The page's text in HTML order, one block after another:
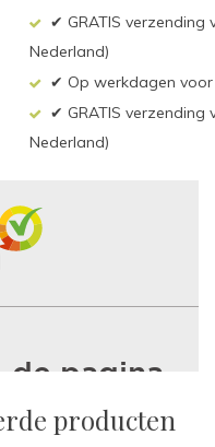
✔ GRATIS verzending
Nederland)
✔ Op werkdagen voor
✔ GRATIS verzending
Nederland)
producten